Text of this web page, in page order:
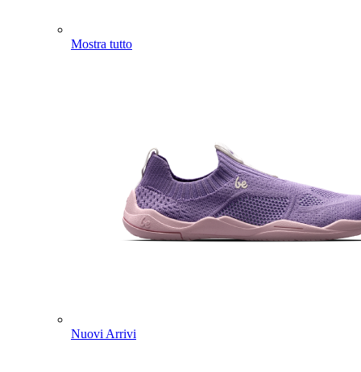
Mostra tutto
Nuovi Arrivi